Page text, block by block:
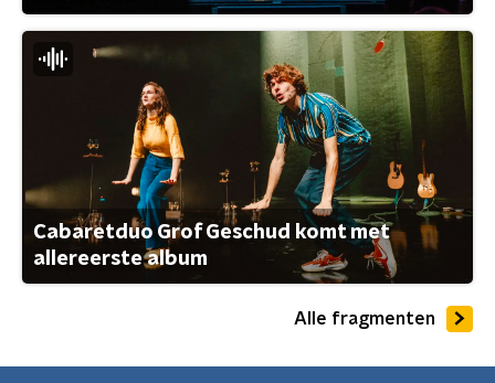
Cabaretduo Grof Geschud komt met
allereerste album
Alle fragmenten